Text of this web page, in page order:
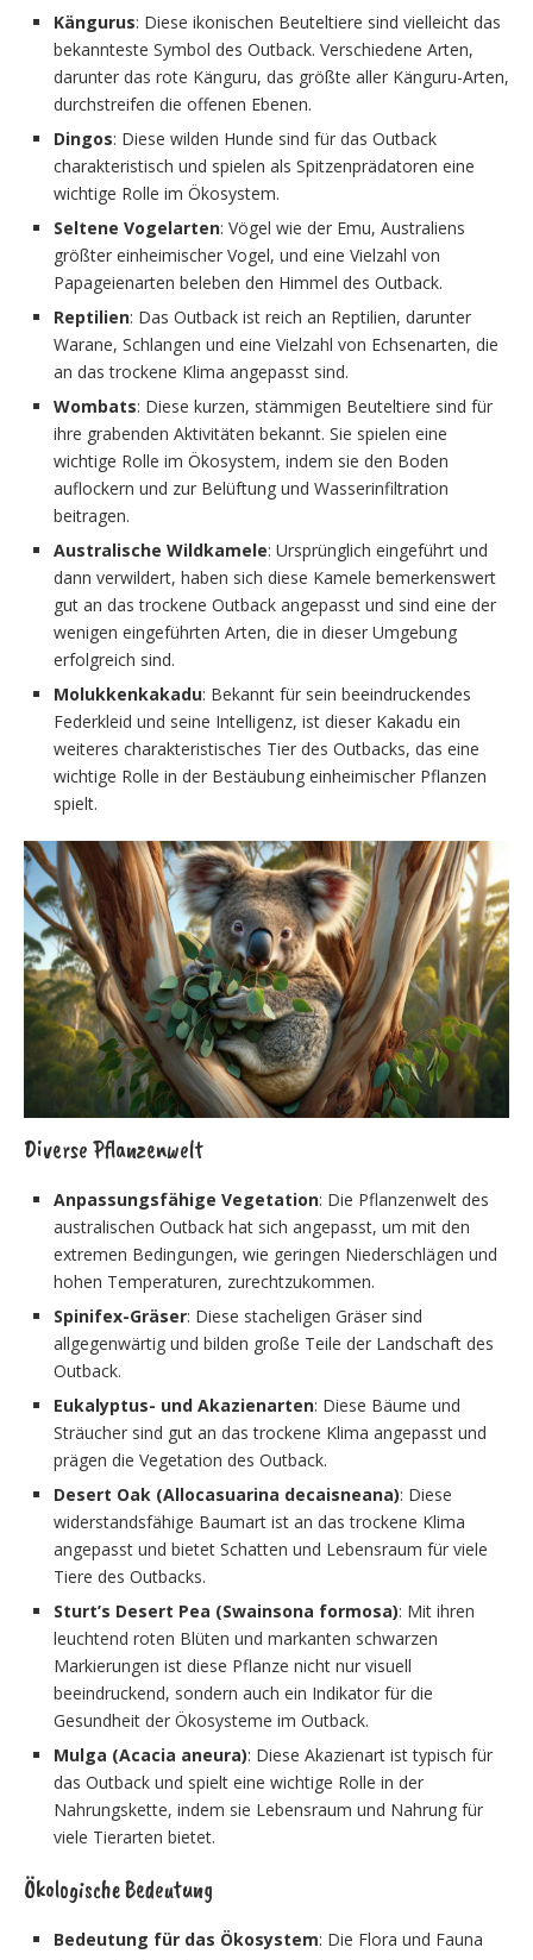
Kängurus: Diese ikonischen Beuteltiere sind vielleicht das
bekannteste Symbol des Outback. Verschiedene Arten,
darunter das rote Känguru, das größte aller Känguru-Arten,
durchstreifen die offenen Ebenen.
Dingos: Diese wilden Hunde sind für das Outback
charakteristisch und spielen als Spitzenprädatoren eine
wichtige Rolle im Ökosystem.
Seltene Vogelarten: Vögel wie der Emu, Australiens
größter einheimischer Vogel, und eine Vielzahl von
Papageienarten beleben den Himmel des Outback.
Reptilien: Das Outback ist reich an Reptilien, darunter
Warane, Schlangen und eine Vielzahl von Echsenarten, die
an das trockene Klima angepasst sind.
Wombats: Diese kurzen, stämmigen Beuteltiere sind für
ihre grabenden Aktivitäten bekannt. Sie spielen eine
wichtige Rolle im Ökosystem, indem sie den Boden
auflockern und zur Belüftung und Wasserinfiltration
beitragen.
Australische Wildkamele: Ursprünglich eingeführt und
dann verwildert, haben sich diese Kamele bemerkenswert
gut an das trockene Outback angepasst und sind eine der
wenigen eingeführten Arten, die in dieser Umgebung
erfolgreich sind.
Molukkenkakadu: Bekannt für sein beeindruckendes
Federkleid und seine Intelligenz, ist dieser Kakadu ein
weiteres charakteristisches Tier des Outbacks, das eine
wichtige Rolle in der Bestäubung einheimischer Pflanzen
spielt.
Diverse Pflanzenwelt
Anpassungsfähige Vegetation: Die Pflanzenwelt des
australischen Outback hat sich angepasst, um mit den
extremen Bedingungen, wie geringen Niederschlägen und
hohen Temperaturen, zurechtzukommen.
Spinifex-Gräser: Diese stacheligen Gräser sind
allgegenwärtig und bilden große Teile der Landschaft des
Outback.
Eukalyptus- und Akazienarten: Diese Bäume und
Sträucher sind gut an das trockene Klima angepasst und
prägen die Vegetation des Outback.
Desert Oak (Allocasuarina decaisneana): Diese
widerstandsfähige Baumart ist an das trockene Klima
angepasst und bietet Schatten und Lebensraum für viele
Tiere des Outbacks.
Sturt’s Desert Pea (Swainsona formosa): Mit ihren
leuchtend roten Blüten und markanten schwarzen
Markierungen ist diese Pflanze nicht nur visuell
beeindruckend, sondern auch ein Indikator für die
Gesundheit der Ökosysteme im Outback.
Mulga (Acacia aneura): Diese Akazienart ist typisch für
das Outback und spielt eine wichtige Rolle in der
Nahrungskette, indem sie Lebensraum und Nahrung für
viele Tierarten bietet.
Ökologische Bedeutung
Bedeutung für das Ökosystem: Die Flora und Fauna